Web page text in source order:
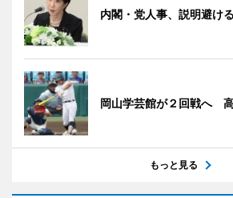
内閣・党人事、説明避ける
岡山学芸館が２回戦へ
もっと見る